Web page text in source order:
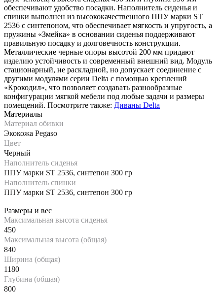
обеспечивают удобство посадки. Наполнитель сиденья и
спинки выполнен из высококачественного ППУ марки ST
2536 с синтепоном, что обеспечивает мягкость и упругость, а
пружины «Змейка» в основании сиденья поддерживают
правильную посадку и долговечность конструкции.
Металлические черные опоры высотой 200 мм придают
изделию устойчивость и современный внешний вид. Модуль
стационарный, не раскладной, но допускает соединение с
другими модулями серии Delta с помощью креплений
«Крокодил», что позволяет создавать разнообразные
конфигурации мягкой мебели под любые задачи и размеры
помещений. Посмотрите также: Диваны Delta
Материалы
Материал обивки
Экокожа Pegaso
Цвет
Черный
Наполнитель сиденья
ППУ марки ST 2536, синтепон 300 гр
Наполнитель спинки
ППУ марки ST 2536, синтепон 300 гр
Размеры и вес
Максимальная высота сиденья
450
Максимальная высота (общая)
840
Ширина (общая)
1180
Глубина (общая)
800